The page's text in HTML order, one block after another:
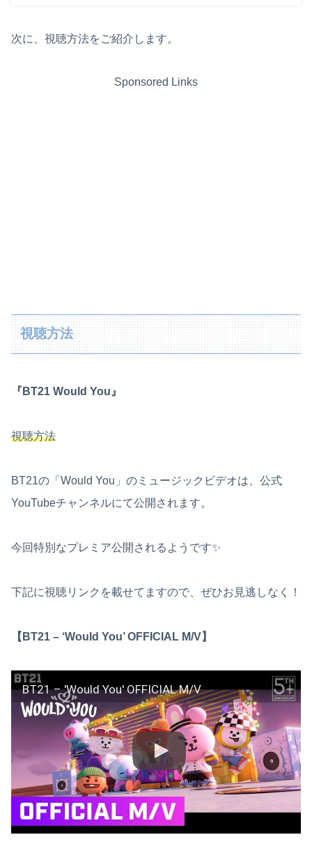
次に、視聴方法をご紹介します。
Sponsored Links
視聴方法
『BT21 Would You』
視聴方法
BT21の「Would You」のミュージックビデオは、公式
YouTubeチャンネルにて公開されます。
今回特別なプレミア公開されるようです✨
下記に視聴リンクを載せてますので、ぜひお見逃しなく！
【BT21 – ‘Would You’ OFFICIAL M/V】
BT21 – 'Would You' OFFICIAL M/V